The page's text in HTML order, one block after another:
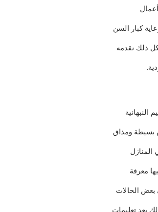
كبار السن
ذلك نقدمه
بسيطة ومذاق
المنازل
معرفة
بعض الحالات
بعد تعليمات